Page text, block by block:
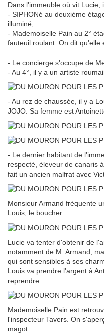
Dans l'immeuble où vit Lucie,
- SIPHONé au deuxième
illuminé,
- Mademoiselle Pain au 2°
fauteuil roulant. On dit qu'elle
- Le concierge s'occupe de
- Au 4°, il y a un artiste
- Au rez de chaussée, il y a
JOJO. Sa femme est
- Le dernier habitant de
respecté, éleveur de canaris
fait un ancien malfrat avec
Monsieur Armand fréquente
Louis, le boucher.
Lucie va tenter d'obtenir de
notamment de M. Armand,
qui sont sensibles à ses
Louis va prendre l'argent à
reprendre.
Mademoiselle Pain est
l'inspecteur Tavers. On
magot.